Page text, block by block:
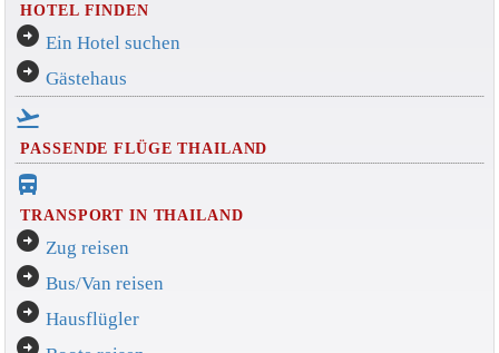
HOTEL FINDEN
arrow_circle_right Ein Hotel suchen
arrow_circle_right Gästehaus
flight_takeoff
PASSENDE FLÜGE THAILAND
directions_bus_filled
TRANSPORT IN THAILAND
arrow_circle_right Zug reisen
arrow_circle_right Bus/Van reisen
arrow_circle_right Hausflügler